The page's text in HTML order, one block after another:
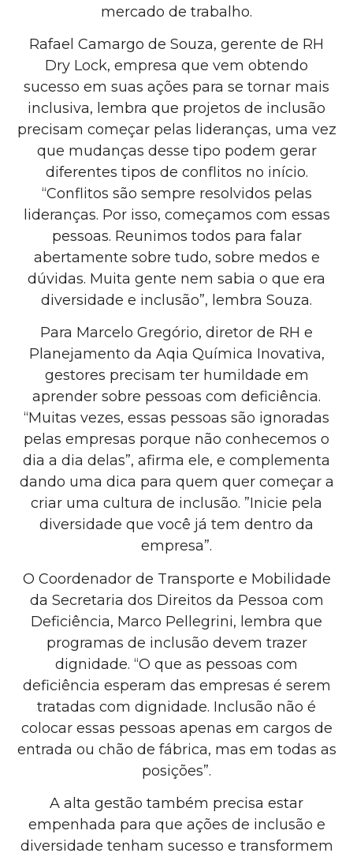
mercado de trabalho.
Rafael Camargo de Souza, gerente de RH
Dry Lock, empresa que vem obtendo
sucesso em suas ações para se tornar mais
inclusiva, lembra que projetos de inclusão
precisam começar pelas lideranças, uma vez
que mudanças desse tipo podem gerar
diferentes tipos de conflitos no início.
“Conflitos são sempre resolvidos pelas
lideranças. Por isso, começamos com essas
pessoas. Reunimos todos para falar
abertamente sobre tudo, sobre medos e
dúvidas. Muita gente nem sabia o que era
diversidade e inclusão”, lembra Souza.
Para Marcelo Gregório, diretor de RH e
Planejamento da Aqia Química Inovativa,
gestores precisam ter humildade em
aprender sobre pessoas com deficiência.
“Muitas vezes, essas pessoas são ignoradas
pelas empresas porque não conhecemos o
dia a dia delas”, afirma ele, e complementa
dando uma dica para quem quer começar a
criar uma cultura de inclusão. ”Inicie pela
diversidade que você já tem dentro da
empresa”.
O Coordenador de Transporte e Mobilidade
da Secretaria dos Direitos da Pessoa com
Deficiência, Marco Pellegrini, lembra que
programas de inclusão devem trazer
dignidade. “O que as pessoas com
deficiência esperam das empresas é serem
tratadas com dignidade. Inclusão não é
colocar essas pessoas apenas em cargos de
entrada ou chão de fábrica, mas em todas as
posições”.
A alta gestão também precisa estar
empenhada para que ações de inclusão e
diversidade tenham sucesso e transformem